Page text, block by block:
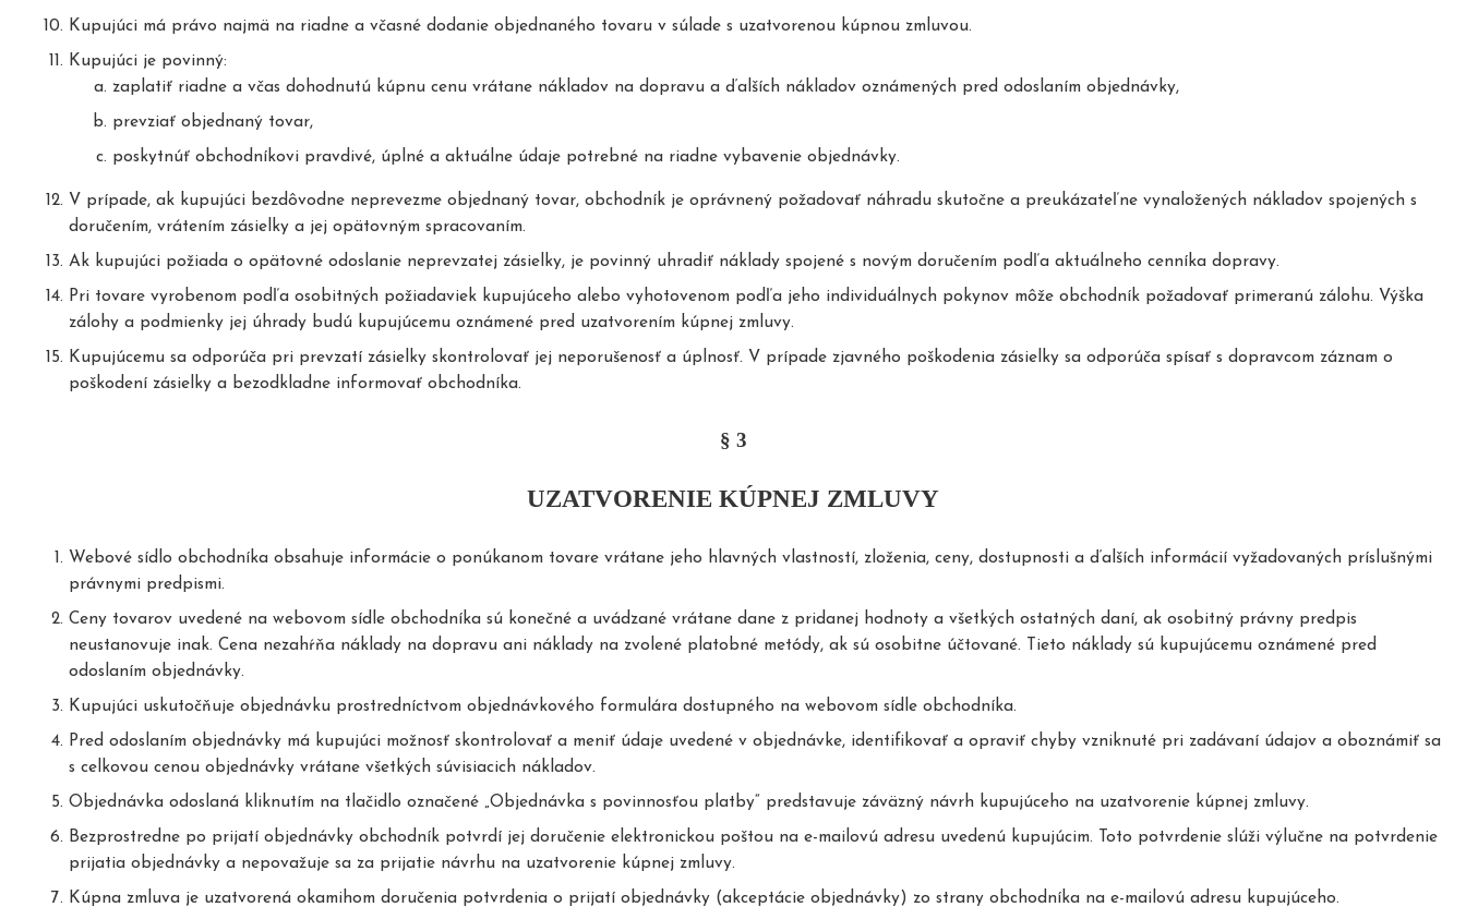
Kupujúci má právo najmä na riadne a včasné dodanie objednaného tovaru v súlade s uzatvorenou kúpnou zmluvou.
Kupujúci je povinný:
zaplatiť riadne a včas dohodnutú kúpnu cenu vrátane nákladov na dopravu a ďalších nákladov oznámených pred odoslaním objednávky,
prevziať objednaný tovar,
poskytnúť obchodníkovi pravdivé, úplné a aktuálne údaje potrebné na riadne vybavenie objednávky.
V prípade, ak kupujúci bezdôvodne neprevezme objednaný tovar, obchodník je oprávnený požadovať náhradu skutočne a preukázateľne vynaložených nákladov spojených s
doručením, vrátením zásielky a jej opätovným spracovaním.
Ak kupujúci požiada o opätovné odoslanie neprevzatej zásielky, je povinný uhradiť náklady spojené s novým doručením podľa aktuálneho cenníka dopravy.
Pri tovare vyrobenom podľa osobitných požiadaviek kupujúceho alebo vyhotovenom podľa jeho individuálnych pokynov môže obchodník požadovať primeranú zálohu. Výška
zálohy a podmienky jej úhrady budú kupujúcemu oznámené pred uzatvorením kúpnej zmluvy.
Kupujúcemu sa odporúča pri prevzatí zásielky skontrolovať jej neporušenosť a úplnosť. V prípade zjavného poškodenia zásielky sa odporúča spísať s dopravcom záznam o
poškodení zásielky a bezodkladne informovať obchodníka.
§ 3
UZATVORENIE KÚPNEJ ZMLUVY
Webové sídlo obchodníka obsahuje informácie o ponúkanom tovare vrátane jeho hlavných vlastností, zloženia, ceny, dostupnosti a ďalších informácií vyžadovaných príslušnými
právnymi predpismi.
Ceny tovarov uvedené na webovom sídle obchodníka sú konečné a uvádzané vrátane dane z pridanej hodnoty a všetkých ostatných daní, ak osobitný právny predpis
neustanovuje inak. Cena nezahŕňa náklady na dopravu ani náklady na zvolené platobné metódy, ak sú osobitne účtované. Tieto náklady sú kupujúcemu oznámené pred
odoslaním objednávky.
Kupujúci uskutočňuje objednávku prostredníctvom objednávkového formulára dostupného na webovom sídle obchodníka.
Pred odoslaním objednávky má kupujúci možnosť skontrolovať a meniť údaje uvedené v objednávke, identifikovať a opraviť chyby vzniknuté pri zadávaní údajov a oboznámiť sa
s celkovou cenou objednávky vrátane všetkých súvisiacich nákladov.
Objednávka odoslaná kliknutím na tlačidlo označené „Objednávka s povinnosťou platby“ predstavuje záväzný návrh kupujúceho na uzatvorenie kúpnej zmluvy.
Bezprostredne po prijatí objednávky obchodník potvrdí jej doručenie elektronickou poštou na e-mailovú adresu uvedenú kupujúcim. Toto potvrdenie slúži výlučne na potvrdenie
prijatia objednávky a nepovažuje sa za prijatie návrhu na uzatvorenie kúpnej zmluvy.
Kúpna zmluva je uzatvorená okamihom doručenia potvrdenia o prijatí objednávky (akceptácie objednávky) zo strany obchodníka na e-mailovú adresu kupujúceho.